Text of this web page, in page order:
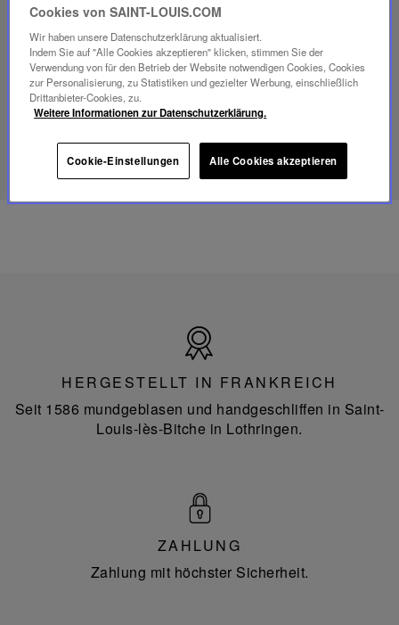
ENTDECKEN SIE UNSER SAVOIR-FAIRE
YouTube-
Video,
Folia
Mini-
Portable-
Frankreich
HERGESTELLT IN FRANKREICH
Seit 1586 mundgeblasen und handgeschliffen in Saint-
Louis-lès-Bitche in Lothringen.
ZAHLUNG
Zahlung mit höchster Sicherheit.
Cookies von SAINT-LOUIS.COM
Wir haben unsere Datenschutzerklärung aktualisiert.
Indem Sie auf "Alle Cookies akzeptieren" klicken, stimmen Sie der
Verwendung von für den Betrieb der Website notwendigen Cookies, Cookies
zur Personalisierung, zu Statistiken und gezielter Werbung, einschließlich
Drittanbieter-Cookies, zu.
Weitere Informationen zur Datenschutzerklärung.
Cookie-Einstellungen Alle Cookies akzeptieren